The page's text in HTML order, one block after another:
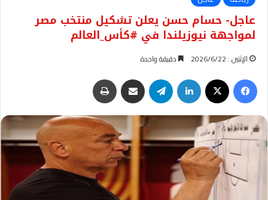
عاجل- حسام حسن يعلن تشكيل منتخب مصر
لمواجهة نيوزيلندا في #كأس_العالم
الإثنين : 2026/6/22 دقيقة واحدة
فيسبوك لينكدإن تيلقرام مشاركة عبر البريد